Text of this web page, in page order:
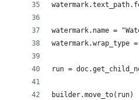
watermark.name =
watermark.wrap_type =
run =
builder.move_to(run)